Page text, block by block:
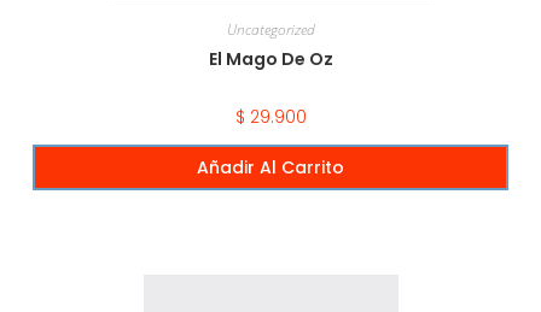
Uncategorized
El Mago De Oz
$ 29.900
Añadir Al Carrito